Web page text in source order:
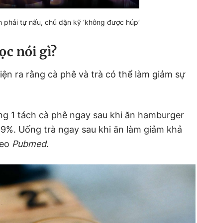
tự nấu, chủ dặn kỹ ‘không được húp’
nói gì?
ra rằng cà phê và trà có thể làm giảm sự
1 tách cà phê ngay sau khi ăn hamburger
Uống trà ngay sau khi ăn làm giảm khả
Pubmed.